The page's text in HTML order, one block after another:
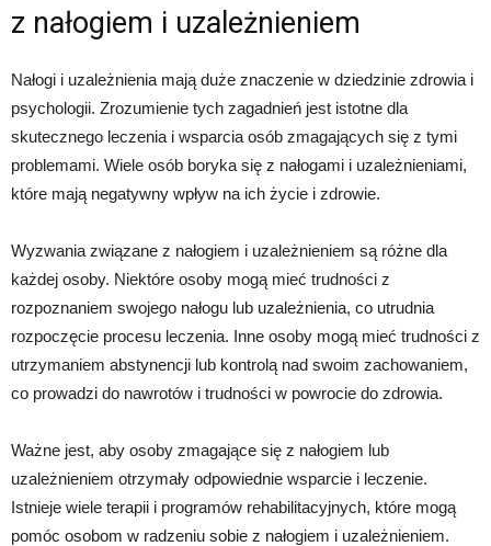
z nałogiem i uzależnieniem
Nałogi i uzależnienia mają duże znaczenie w dziedzinie zdrowia i
psychologii. Zrozumienie tych zagadnień jest istotne dla
skutecznego leczenia i wsparcia osób zmagających się z tymi
problemami. Wiele osób boryka się z nałogami i uzależnieniami,
które mają negatywny wpływ na ich życie i zdrowie.
Wyzwania związane z nałogiem i uzależnieniem są różne dla
każdej osoby. Niektóre osoby mogą mieć trudności z
rozpoznaniem swojego nałogu lub uzależnienia, co utrudnia
rozpoczęcie procesu leczenia. Inne osoby mogą mieć trudności z
utrzymaniem abstynencji lub kontrolą nad swoim zachowaniem,
co prowadzi do nawrotów i trudności w powrocie do zdrowia.
Ważne jest, aby osoby zmagające się z nałogiem lub
uzależnieniem otrzymały odpowiednie wsparcie i leczenie.
Istnieje wiele terapii i programów rehabilitacyjnych, które mogą
pomóc osobom w radzeniu sobie z nałogiem i uzależnieniem.